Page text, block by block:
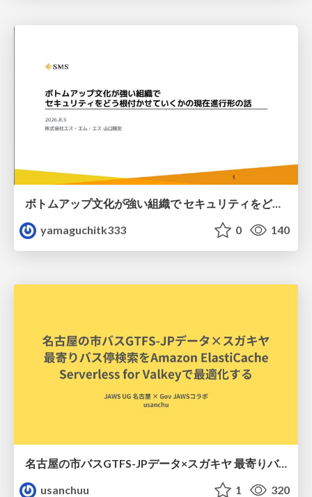
ボトムアップ文化が強い組織で セキュリティをどう根付かせていくかの現在進行形の話 / Making Security Stick in a Bottom-Up Organization
yamaguchitk333
0 140
名古屋の市バスGTFS-JPデータ×スガキヤ 最寄りバス停検索をAmazon ElastiCache Serverless for Valkeyで最適化する
usanchuu
1 320